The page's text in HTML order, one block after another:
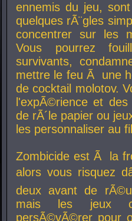
ennemis du jeu,
quelques rÃ¨gles
concentrer sur les
Vous pourrez
survivants,
mettre le feu Ã une
de cocktail molotov.
l'expÃ©rience et
de rÃ´le papier ou
les personnaliser au
Zombicide est Ã la
alors vous risquez
deux avant de
mais les jeux
persÃ©vÃ©rer pour